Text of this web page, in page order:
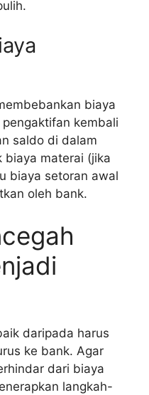
biaya
kembali
saldo di dalam
biaya materai (jika
biaya setoran awal
oleh bank.
daripada harus
ke bank. Agar
dari biaya
langkah-